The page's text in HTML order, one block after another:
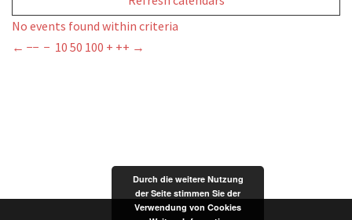
No events found within criteria
← −− − 10 50 100 + ++ →
Durch die weitere Nutzung
der Seite stimmen Sie der
Verwendung von Cookies